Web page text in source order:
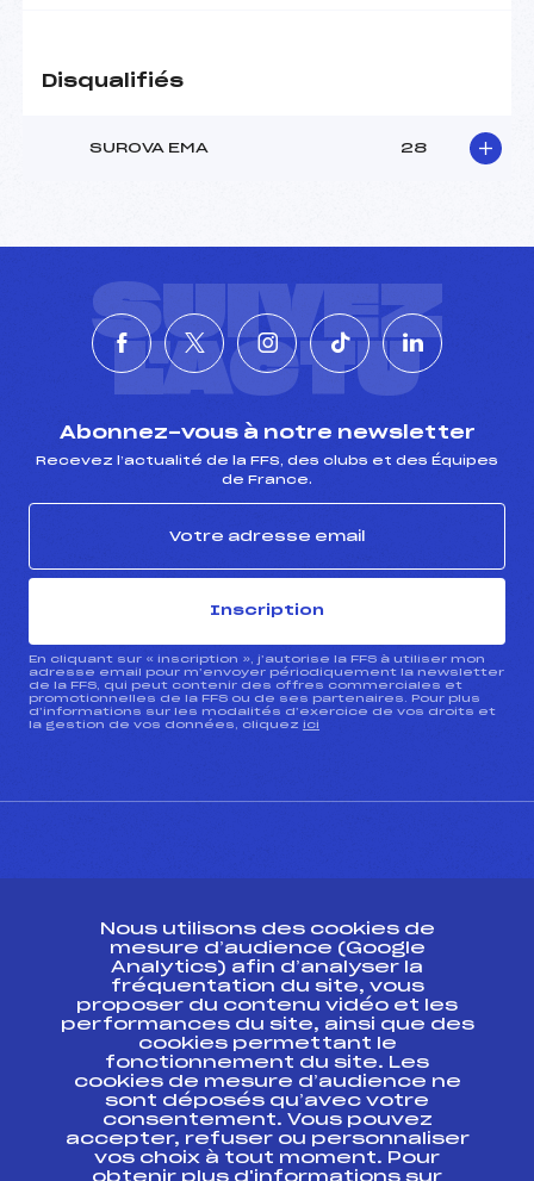
Disqualifiés
SUROVA EMA 28
SUIVEZ
L'ACTU
Abonnez-vous à notre newsletter
Recevez l’actualité de la FFS, des clubs et des Équipes
de France.
Inscription
En cliquant sur « inscription », j’autorise la FFS à utiliser mon
adresse email pour m’envoyer périodiquement la newsletter
de la FFS, qui peut contenir des offres commerciales et
promotionnelles de la FFS ou de ses partenaires. Pour plus
d’informations sur les modalités d’exercice de vos droits et
la gestion de vos données, cliquez ici
Ressources
Pass’Neige
Projet sportif fédéral
Projet de performance fédéral
Antidopage
Pôle Développement, Formation, Suivi
Scientifique
Listes ministérielles
Nous utilisons des cookies de
mesure d’audience (Google
Analytics) afin d’analyser la
fréquentation du site, vous
proposer du contenu vidéo et les
performances du site, ainsi que des
cookies permettant le
fonctionnement du site. Les
cookies de mesure d’audience ne
sont déposés qu’avec votre
consentement. Vous pouvez
accepter, refuser ou personnaliser
vos choix à tout moment. Pour
obtenir plus d'informations sur